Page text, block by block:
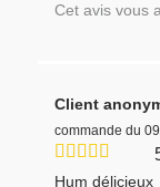
Cet avis vous
Client
commande du
Hum délicieux